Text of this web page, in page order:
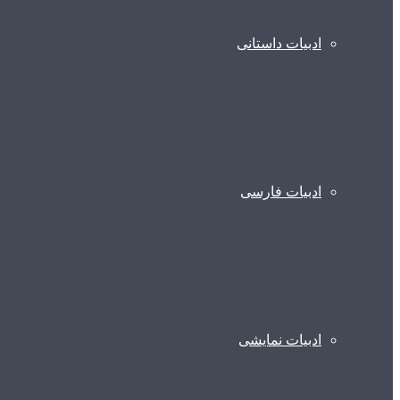
ادبیات داستانی
ادبیات فارسی
ادبیات نمایشی